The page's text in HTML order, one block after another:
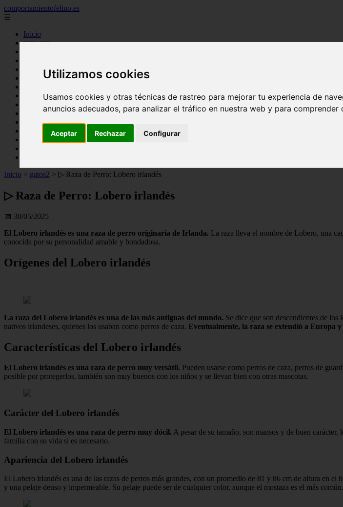
Utilizamos cookies
Usamos cookies y otras técnicas de rastreo para mejorar tu experiencia de
anuncios adecuados, para analizar el tráfico en nuestra web y para
Aceptar Rechazar Configurar
comportamientofelino.es
☰
Inicio
zona pro
protagonistas
actualidad
acuariofilia
canal tv
nombres para gatos
novedades
tablon de anuncios
Inicio > gatos2 > ▷ Raza de Perro: Lobero irlandés
▷ Raza de Perro: Lobero irlandés
📅 30/05/2025
El Lobero irlandés es una raza de perro originaria de Irlanda. La raza lleva el nombre de Lobero, una
conocida por su personalidad amable y bondadosa.
Orígenes del Lobero irlandés
La raza del Lobero irlandés es una de las más antiguas del mundo. Se dice que son descendientes de
nativos irlandeses, quienes los usaban como perros de caza. Eventualmente, la raza se extendió a Europa
Características del Lobero irlandés
El Lobero irlandés es una raza de perro muy versátil. Pueden usarse como perros de caza, perros de
posible por protegerlos. también son muy buenos con los niños y se llevan bien con otras mascotas.
Carácter del Lobero irlandés
El Lobero irlandés es una raza de perro muy dócil. A pesar de su tamaño, son mansos y de buen
familia con su vida si es necesario.
Apariencia del Lobero irlandés
El Lobero irlandés es una de las razas de perros más grandes, con un promedio de 81 y 86 cm de altura en
y una pelaje denso y impermeable. Su pelaje puede ser de cualquier color, aunque el mostaza es el más común.